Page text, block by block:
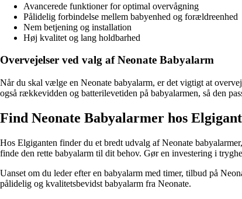
Avancerede funktioner for optimal overvågning
Pålidelig forbindelse mellem babyenhed og forældreenhed
Nem betjening og installation
Høj kvalitet og lang holdbarhed
Overvejelser ved valg af Neonate Babyalarm
Når du skal vælge en Neonate babyalarm, er det vigtigt at
også rækkevidden og batterilevetiden på babyalarmen, så den
Find Neonate Babyalarmer hos
Hos Elgiganten finder du et bredt udvalg af Neonate
finde den rette babyalarm til dit behov. Gør en investering i
Uanset om du leder efter en babyalarm med timer, tilbud på
pålidelig og kvalitetsbevidst babyalarm fra Neonate.